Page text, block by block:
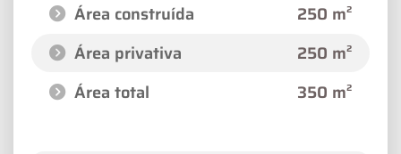
Área construída
250 m²
Área privativa
250 m²
Área total
350 m²